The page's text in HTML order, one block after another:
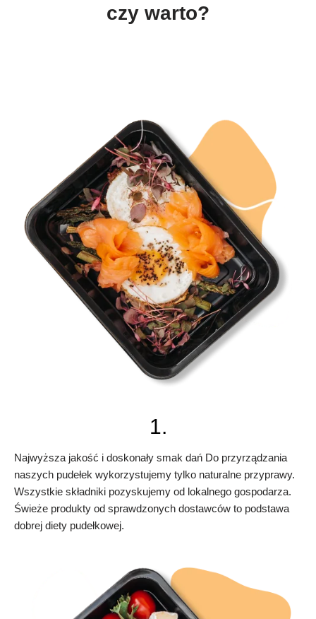
czy warto?
1.
Najwyższa jakość i doskonały smak dań Do przyrządzania
naszych pudełek wykorzystujemy tylko naturalne przyprawy.
Wszystkie składniki pozyskujemy od lokalnego gospodarza.
Świeże produkty od sprawdzonych dostawców to podstawa
dobrej diety pudełkowej.